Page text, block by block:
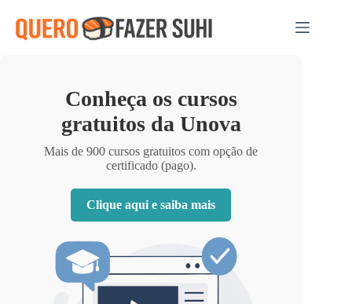
para
Conheça os cursos
gratuitos da Unova
Mais de 900 cursos gratuitos com opção de
certificado (pago).
Clique aqui e saiba mais